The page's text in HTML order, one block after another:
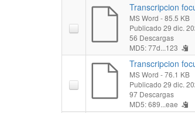
Transcripcion
MS Word - 85.5 KB
Publicado 29 dic.
56 Descargas
MD5: 77d...123
Transcripcion
MS Word - 76.1 KB
Publicado 29 dic.
97 Descargas
MD5: 689...eae